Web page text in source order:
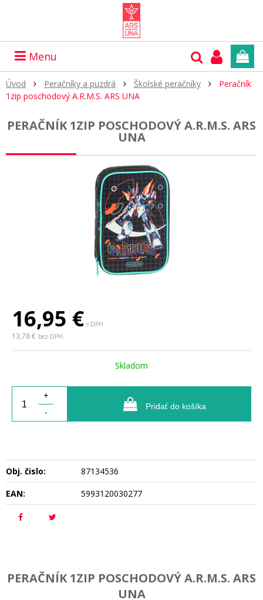
Menu
Úvod Peračníky a puzdrá Školské peračníky
Peračník
1zip poschodový A.R.M.S. ARS UNA
PERAČNÍK 1ZIP POSCHODOVÝ A.R.M.S. ARS
UNA
16,95 € s DPH
13,78 € bez DPH
Skladom
+
-
Pridať do košíka
Obj. čislo:
87134536
EAN:
5993120030277
PERAČNÍK 1ZIP POSCHODOVÝ A.R.M.S. ARS
UNA